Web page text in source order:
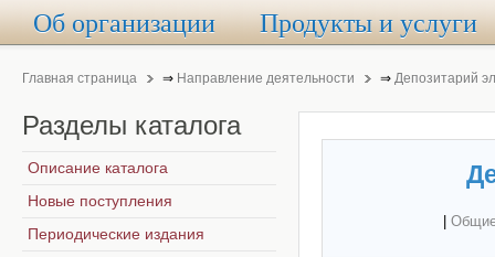
Об организации Продукты и услуги
Главная страница ⇒ Направление деятельности ⇒ Депозитарий
Разделы каталога
Описание каталога
Новые поступления
Периодические издания